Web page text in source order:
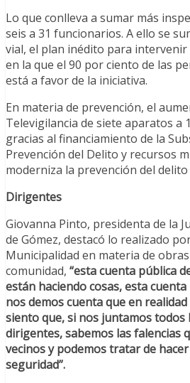
Lo que conlleva a sumar más
seis a 31 funcionarios. A ello se
vial, el plan inédito para intervenir
en la que el 90 por ciento de las
está a favor de la iniciativa.
En materia de prevención, el
Televigilancia de siete aparatos a
gracias al financiamiento de la
Prevención del Delito y recursos
moderniza la prevención del
Dirigentes
Giovanna Pinto, presidenta de la
de Gómez, destacó lo realizado
Municipalidad en materia de
comunidad, “esta cuenta pública
están haciendo cosas, esta
nos demos cuenta que en
siento que, si nos juntamos todos
dirigentes, sabemos las falencias
vecinos y podemos tratar de
seguridad”.